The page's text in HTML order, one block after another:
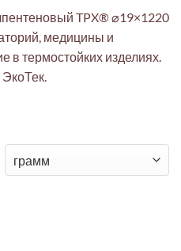
TPX® ⌀19×1220
медицины и
в термостойких изделиях.